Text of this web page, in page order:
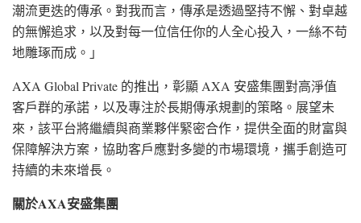
潮流更迭的傳承。對我而言，傳承是透過堅持不懈、對卓越
的無懈追求，以及對每一位信任你的人全心投入，一絲不苟
地雕琢而成。」
AXA Global Private 的推出，彰顯 AXA 安盛集團對高淨值
客戶群的承諾，以及專注於長期傳承規劃的策略。展望未
來，該平台將繼續與商業夥伴緊密合作，提供全面的財富與
保障解決方案，協助客戶應對多變的市場環境，攜手創造可
持續的未來增長。
關於AXA安盛集團